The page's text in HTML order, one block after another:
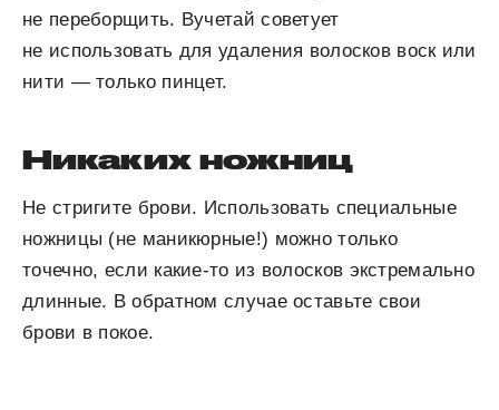
не переборщить. Вучетай советует
не использовать для удаления волосков воск или
нити — только пинцет.
Никаких ножниц
Не стригите брови. Использовать специальные
ножницы (не маникюрные!) можно только
точечно, если какие-то из волосков экстремально
длинные. В обратном случае оставьте свои
брови в покое.